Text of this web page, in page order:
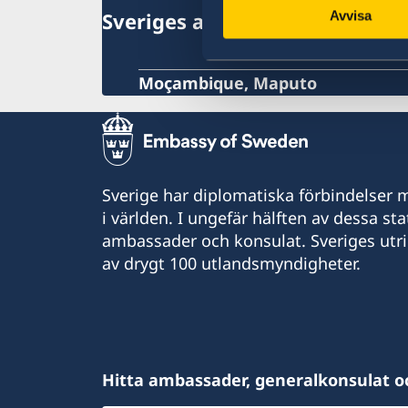
Avvisa
Sveriges ambassad
Moçambique, Maputo
Sverige har diplomatiska förbindelser
i världen. I ungefär hälften av dessa
ambassader och konsulat. Sveriges
av drygt 100 utlandsmyndigheter.
Hitta ambassader, generalkonsulat